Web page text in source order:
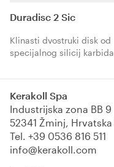
Duradisc 2 Sic
Klinasti dvostruki disk od
specijalnog silicij karbida
Visoka i produžena
ogrebotina od brusilice ili
brušenja rubova svih vrsta
drva prije završnog
Dizajn na tri reza za
skupljanje eventualnih
Kerakoll Spa
Industrijska zona BB 9
52341 Žminj,
Tel. +39 0536 816 511
info@kerakoll.com